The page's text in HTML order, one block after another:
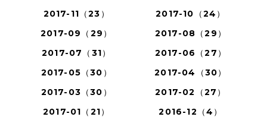
2017-11（23）
2017-10（24）
2017-09（29）
2017-08（29）
2017-07（31）
2017-06（27）
2017-05（30）
2017-04（30）
2017-03（30）
2017-02（27）
2017-01（21）
2016-12（4）